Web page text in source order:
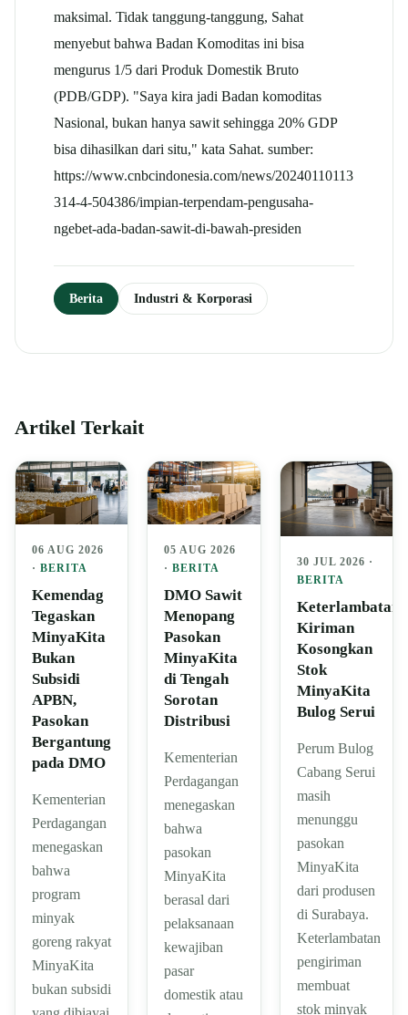
maksimal. Tidak tanggung-tanggung, Sahat
menyebut bahwa Badan Komoditas ini bisa
mengurus 1/5 dari Produk Domestik Bruto
(PDB/GDP). "Saya kira jadi Badan komoditas
Nasional, bukan hanya sawit sehingga 20% GDP
bisa dihasilkan dari situ," kata Sahat. sumber:
https://www.cnbcindonesia.com/news/20240110113
314-4-504386/impian-terpendam-pengusaha-
ngebet-ada-badan-sawit-di-bawah-presiden
Berita Industri & Korporasi
Artikel Terkait
06 AUG 2026
· BERITA
Kemendag
Tegaskan
MinyaKita
Bukan
Subsidi
APBN,
Pasokan
Bergantung
pada DMO
Kementerian
Perdagangan
menegaskan
bahwa
program
minyak
goreng rakyat
MinyaKita
bukan subsidi
05 AUG 2026
·BERITA
DMO Sawit
Menopang
Pasokan
MinyaKita
di Tengah
Sorotan
Distribusi
Kementerian
Perdagangan
menegaskan
bahwa
pasokan
MinyaKita
berasal dari
pelaksanaan
kewajiban
pasar
domestik atau
30 JUL 2026 ·
BERITA
Keterlambatan
Kiriman
Kosongkan
Stok
MinyaKita
Bulog Serui
Perum Bulog
Cabang Serui
masih
menunggu
pasokan
MinyaKita
dari produsen
di Surabaya.
Keterlambatan
pengiriman
membuat
stok minyak